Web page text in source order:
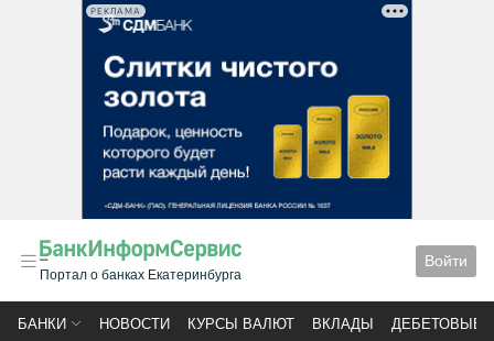
РЕКЛАМА
Портал о банках Екатеринбурга
Войти
БАНКИ НОВОСТИ КУРСЫ ВАЛЮТ ВКЛАДЫ ДЕБЕТОВЫЕ